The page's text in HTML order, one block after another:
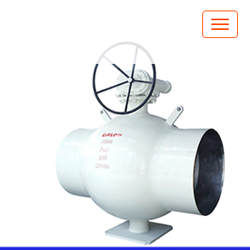
Toggle